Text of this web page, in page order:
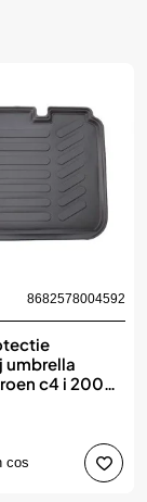
8682578004592
umbrella
c4 i 2004-
cos